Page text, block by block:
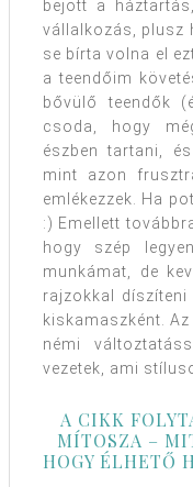
bejött a
vállalkozás, plusz
se bírta volna el
a teendőim
bővülő teendők
csoda, hogy
észben tartani,
mint azon
emlékezzek. Ha
:) Emellett
hogy szép
munkámat, de
rajzokkal
kiskamaszként.
némi
vezetek, ami
A CIKK
MÍTOSZA –
HOGY ÉLHETŐ